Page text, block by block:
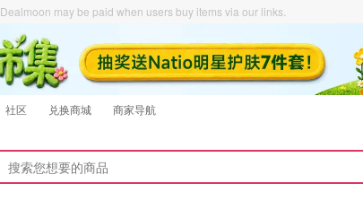
Dealmoon may be paid when users buy items via our links.
社区 兑换商城 商家导航